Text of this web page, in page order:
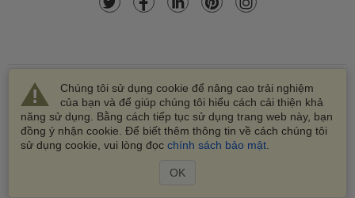
Chúng tôi sử dụng cookie để nâng cao trải nghiệm
của bạn và để giúp chúng tôi hiểu cách cải thiện khả
năng sử dụng. Bằng cách tiếp tục sử dụng trang web này, bạn
đồng ý nhận cookie. Để biết thêm thông tin về cách chúng tôi
sử dụng cookie, vui lòng đọc chính sách bảo mật
OK
© 2003-2026 VisaHQ.com, Inc. Bản quyền đã được bảo lưu.
VisaHQ và biểu tượng VisaHQ là nhãn hiệu đã đăng ký của
VisaHQ.com, Inc.